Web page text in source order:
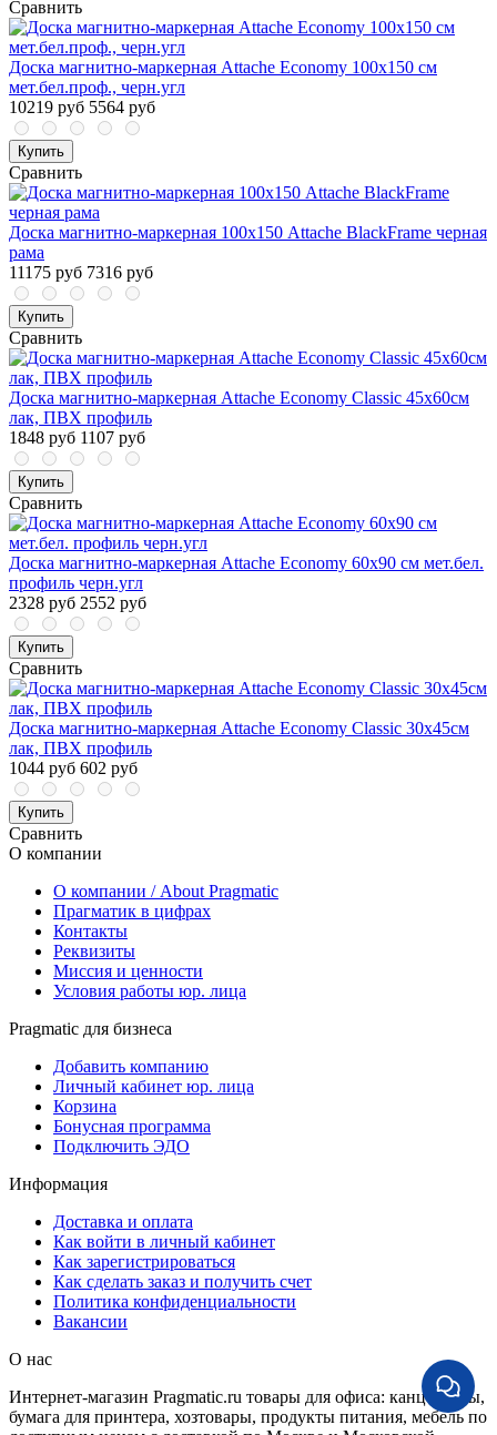
Сравнить
Доска магнитно-маркерная Attache Economy 100х150 см
мет.бел.проф., черн.угл
10219 руб 5564 руб
Купить
Сравнить
Доска магнитно-маркерная 100х150 Attache BlackFrame черная
рама
11175 руб 7316 руб
Купить
Сравнить
Доска магнитно-маркерная Attache Economy Classic 45х60см
лак, ПВХ профиль
1848 руб 1107 руб
Купить
Сравнить
Доска магнитно-маркерная Attache Economy 60х90 см мет.бел.
профиль черн.угл
2328 руб 2552 руб
Купить
Сравнить
Доска магнитно-маркерная Attache Economy Classic 30х45см
лак, ПВХ профиль
1044 руб 602 руб
Купить
Сравнить
О компании
О компании / About Pragmatic
Прагматик в цифрах
Контакты
Реквизиты
Миссия и ценности
Условия работы юр. лица
Pragmatic для бизнеса
Добавить компанию
Личный кабинет юр. лица
Корзина
Бонусная программа
Подключить ЭДО
Информация
Доставка и оплата
Как войти в личный кабинет
Как зарегистрироваться
Как сделать заказ и получить счет
Политика конфиденциальности
Вакансии
О нас
Интернет-магазин Pragmatic.ru товары для офиса: канцтовары,
бумага для принтера, хозтовары, продукты питания, мебель по